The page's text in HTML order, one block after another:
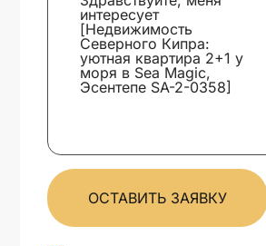
ОСТАВИТЬ ЗАЯВКУ